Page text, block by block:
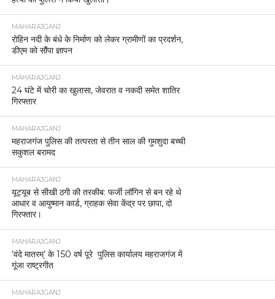
MAHARAJGANJ
रोहिन नदी के बंधे के निर्माण को लेकर ग्रामीणों का प्रदर्शन,
डीएम को सौंपा ज्ञापन
MAHARAJGANJ
24 घंटे में चोरी का खुलासा, जेवरात व नकदी समेत शातिर
गिरफ्तार
MAHARAJGANJ
महराजगंज पुलिस की तत्परता से तीन साल की गुमशुदा बच्ची
सकुशल बरामद
MAHARAJGANJ
यूट्यूब से सीखी ठगी की तरकीब: फर्जी लॉगिन से बन रहे थे
आधार व आयुष्मान कार्ड, ग्राहक सेवा केंद्र पर छापा, दो
गिरफ्तार।
MAHARAJGANJ
‘वंदे मातरम्’ के 150 वर्ष पूरे पुलिस कार्यालय महराजगंज में
गूंजा राष्ट्रगीत
MAHARAJGANJ